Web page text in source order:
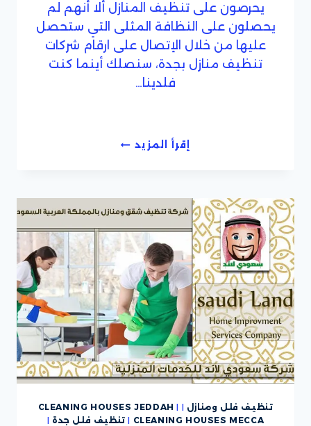
يحرصون على تنظيف المنازل ألا أنهم لم
يحصلون على النظافة المثلى التي ستحصل
عليها من خلال الإتصال على ارقام شركات
تنظيف منازل بجدة، سنصلك أينما كنت
فلدينا…
إقرأ المزيدارقام
بجدة
تنظيف فلل ومنازل |
CLEANING HOUSES JEDDAH |
CLEANING HOUSES MECCA
| تنظيف فلل جدة |